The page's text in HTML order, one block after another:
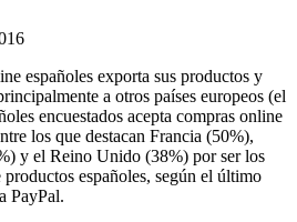
españoles exporta sus productos y
a otros países europeos (el
encuestados acepta compras online
los que destacan Francia (50%),
y el Reino Unido (38%) por ser los
españoles, según el último
PayPal.